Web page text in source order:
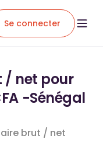
Se connecter
/ net pour
-Sénégal
brut / net